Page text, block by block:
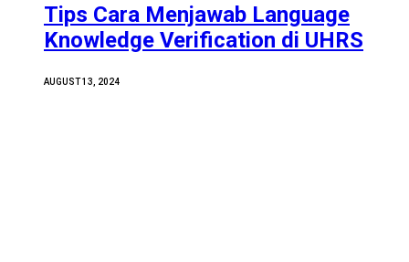
Tips Cara Menjawab Language
Knowledge Verification di UHRS
AUGUST 13, 2024